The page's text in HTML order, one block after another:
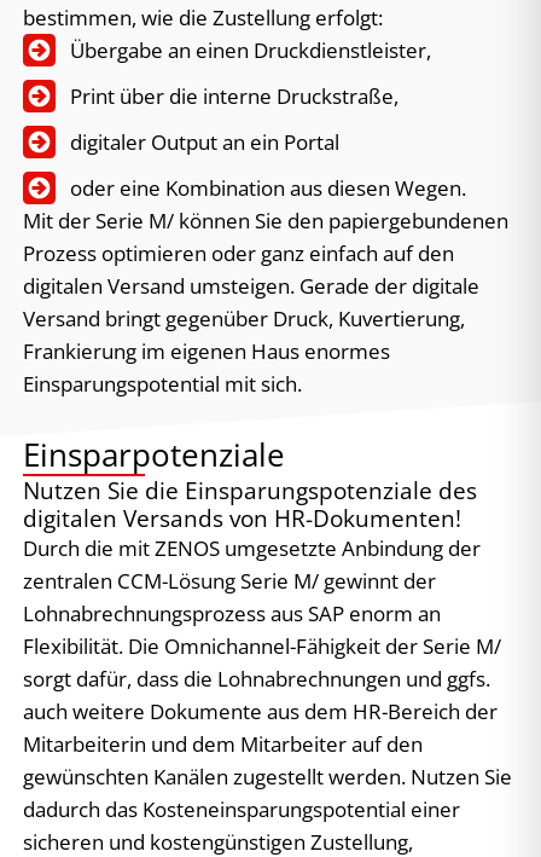
bestimmen, wie die Zustellung erfolgt:
Übergabe an einen Druckdienstleister,
Print über die interne Druckstraße,
digitaler Output an ein Portal
oder eine Kombination aus diesen Wegen.
Mit der Serie M/ können Sie den papiergebundenen
Prozess optimieren oder ganz einfach auf den
digitalen Versand umsteigen. Gerade der digitale
Versand bringt gegenüber Druck, Kuvertierung,
Frankierung im eigenen Haus enormes
Einsparungspotential mit sich.
Einsparpotenziale
Nutzen Sie die Einsparungspotenziale des
digitalen Versands von HR-Dokumenten!
Durch die mit ZENOS umgesetzte Anbindung der
zentralen CCM-Lösung Serie M/ gewinnt der
Lohnabrechnungsprozess aus SAP enorm an
Flexibilität. Die Omnichannel-Fähigkeit der Serie M/
sorgt dafür, dass die Lohnabrechnungen und ggfs.
auch weitere Dokumente aus dem HR-Bereich der
Mitarbeiterin und dem Mitarbeiter auf den
gewünschten Kanälen zugestellt werden. Nutzen Sie
dadurch das Kosteneinsparungspotential einer
sicheren und kostengünstigen Zustellung,